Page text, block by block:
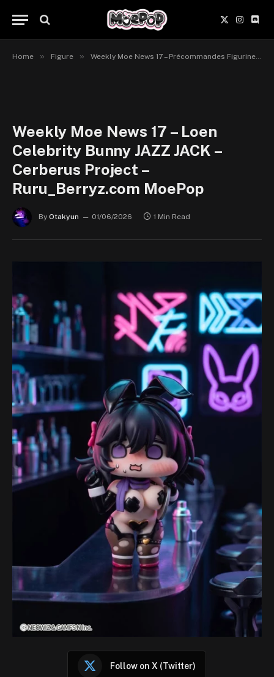
X
(Twitter)
Home » Figure » Weekly Moe News 17 – Précommandes Figurines du 1er au 7 juin 2026
Weekly Moe News 17 – Loen
Celebrity Bunny JAZZ JACK –
Cerberus Project –
Ruru_Berryz.com MoePop
By Otakyun 01/06/2026 1 Min Read
Follow on X (Twitter)